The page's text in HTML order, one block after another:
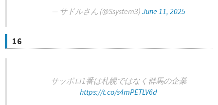
— サドルさん (@Ssystem3) June 11, 2025
16
サッポロ1番は札幌ではなく群馬の企業
https://t.co/s4mPETLV6d